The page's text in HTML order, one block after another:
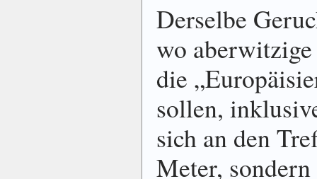
Derselbe
wo
die
sollen,
sich an den
Meter,